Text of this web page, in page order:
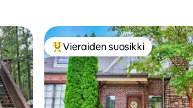
Vieraiden suosikkien
Vieraiden suosikki